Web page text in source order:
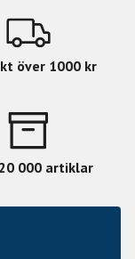
will take
över 1000 kr
000 artiklar